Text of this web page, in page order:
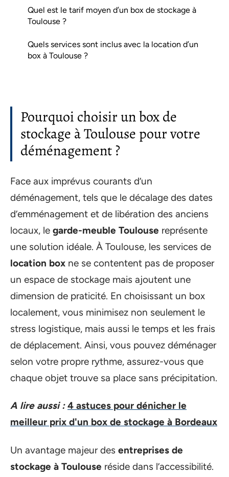
Quel est le tarif moyen d’un box de stockage à
Toulouse ?
Quels services sont inclus avec la location d’un
box à Toulouse ?
Pourquoi choisir un box de
stockage à Toulouse pour votre
déménagement ?
Face aux imprévus courants d’un
déménagement, tels que le décalage des dates
d’emménagement et de libération des anciens
locaux, le garde-meuble Toulouse représente
une solution idéale. À Toulouse, les services de
location box ne se contentent pas de proposer
un espace de stockage mais ajoutent une
dimension de praticité. En choisissant un box
localement, vous minimisez non seulement le
stress logistique, mais aussi le temps et les frais
de déplacement. Ainsi, vous pouvez déménager
selon votre propre rythme, assurez-vous que
chaque objet trouve sa place sans précipitation.
A lire aussi : 4 astuces pour dénicher le
meilleur prix d'un box de stockage à Bordeaux
Un avantage majeur des entreprises de
stockage à Toulouse réside dans l’accessibilité.